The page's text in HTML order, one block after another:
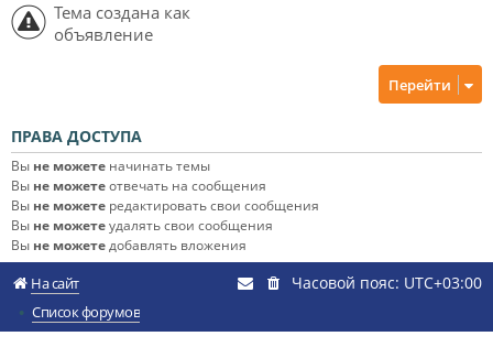
Тема создана как
объявление
Перейти
ПРАВА ДОСТУПА
Вы не можете начинать темы
Вы не можетеотвечать на сообщения
Вы не можете редактировать свои сообщения
Вы не можетеудалять свои сообщения
Вы не можетедобавлять вложения
На сайт
Список форумов
Часовой пояс: UTC+03:00